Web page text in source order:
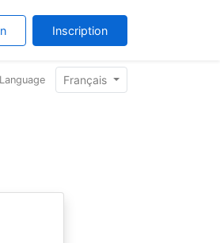
Inscription
Language Français